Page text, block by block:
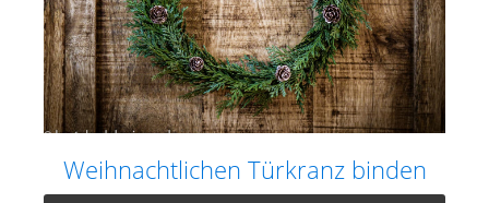
Weihnachtlichen Türkranz binden